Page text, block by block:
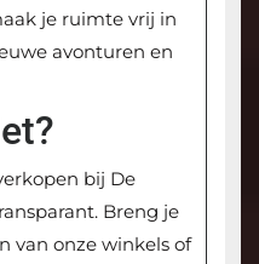
je ruimte vrij in
avonturen en
bij De
Breng je
van onze winkels of